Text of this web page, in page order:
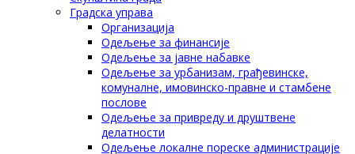
Градска управа
Организација
Одељење за финансије
Одељење за јавне набавке
Одељење за урбанизам, грађевинске,
комуналне, имовинско-правне и стамбене
послове
Одељење за привреду и друштвене
делатности
Одељење локалне пореске администрације